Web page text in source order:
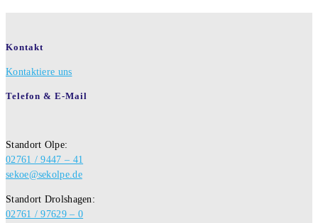
Kontakt
Kontaktiere uns
Telefon & E-Mail
Standort Olpe:
02761 / 9447 – 41
sekoe@sekolpe.de
Standort Drolshagen:
02761 / 97629 – 0